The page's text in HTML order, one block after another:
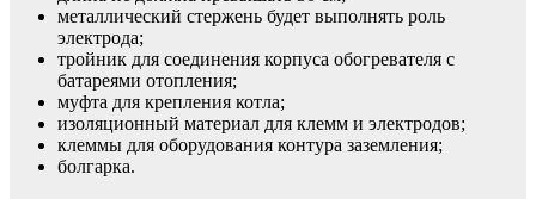
металлический стержень будет выполнять роль
электрода;
тройник для соединения корпуса обогревателя с
батареями отопления;
муфта для крепления котла;
изоляционный материал для клемм и электродов;
клеммы для оборудования контура заземления;
болгарка.